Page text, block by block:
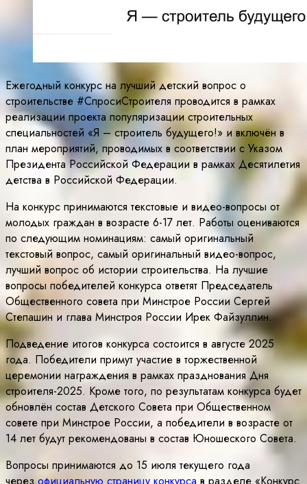
Ежегодный конкурс на лучший детский вопрос о
строительстве #СпросиСтроителя проводится в рамках
реализации проекта популяризации строительных
специальностей «Я – строитель будущего!» и включён в
план мероприятий, проводимых в соответствии с Указом
Президента Российской Федерации в рамках Десятилетия
детства в Российской Федерации.
На конкурс принимаются текстовые и видео-вопросы от
молодых граждан в возрасте 6-17 лет. Работы оцениваются
по следующим номинациям: самый оригинальный
текстовый вопрос, самый оригинальный видео-вопрос,
лучший вопрос об истории строительства. На лучшие
вопросы победителей конкурса ответят Председатель
Общественного совета при Минстрое России Сергей
Степашин и глава Минстроя России Ирек Файзуллин.
Подведение итогов конкурса состоится в августе 2025
года. Победители примут участие в торжественной
церемонии награждения в рамках празднования Дня
строителя-2025. Кроме того, по результатам конкурса будет
обновлён состав Детского Совета при Общественном
совете при Минстрое России, а победители в возрасте от
14 лет будут рекомендованы в состав Юношеского Совета.
Вопросы принимаются до 15 июля текущего года
через официальную страницу конкурса в разделе «Конкурс